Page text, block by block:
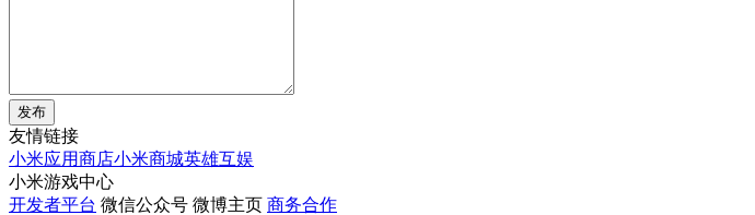
发布
友情链接
小米应用商店小米商城英雄互娱
小米游戏中心
开发者平台 微信公众号 微博主页 商务合作